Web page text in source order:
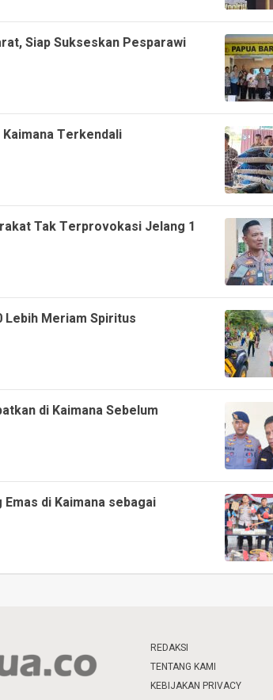
Siap Sukseskan Pesparawi
Terkendali
Tak Terprovokasi Jelang 1
Lebih Meriam Spiritus
di Kaimana Sebelum
di Kaimana sebagai
REDAKSI
TENTANG KAMI
KEBIJAKAN PRIVACY